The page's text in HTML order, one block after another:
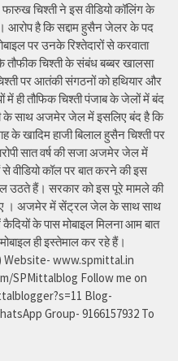
चिश्ती ने इस वीडियो कॉलिंग के
आरोप है कि सद्दाम हुसैन जेलर के पद
पर उनके रिश्तेदारों से करवाता
तौफीक चिश्ती के संबंध बब्बर खालसा
पर आतंकी संगठनों को हथियार और
ही तौफिक चिश्ती पंजाब के जेलों में बंद
के साथ अजमेर जेल में इसलिए बंद है कि
के खादिम हाजी बिलाल हुसैन चिश्ती पर
सात वर्ष की सजा अजमेर जेल में
कॉल पर बात करने की इस
उठते हैं। सरकार को इस पूरे मामले की
। अजमेर में सेंट्रल जेल के साथ साथ
के पास मोबाइल मिलना आम बात
ही इस्तेमाल कर रहे हैं।
Website- www.spmittal.in
SPMittalblog Follow me on
Blog-
Group- 9166157932 To